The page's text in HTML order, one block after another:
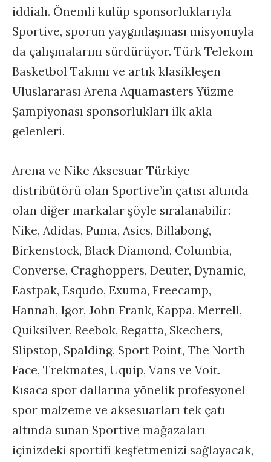
iddialı. Önemli kulüp sponsorluklarıyla
Sportive, sporun yaygınlaşması misyonuyla
da çalışmalarını sürdürüyor. Türk Telekom
Basketbol Takımı ve artık klasikleşen
Uluslararası Arena Aquamasters Yüzme
Şampiyonası sponsorlukları ilk akla
gelenleri.
Arena ve Nike Aksesuar Türkiye
distribütörü olan Sportive’in çatısı altında
olan diğer markalar şöyle sıralanabilir:
Nike, Adidas, Puma, Asics, Billabong,
Birkenstock, Black Diamond, Columbia,
Converse, Craghoppers, Deuter, Dynamic,
Eastpak, Esqudo, Exuma, Freecamp,
Hannah, Igor, John Frank, Kappa, Merrell,
Quiksilver, Reebok, Regatta, Skechers,
Slipstop, Spalding, Sport Point, The North
Face, Trekmates, Uquip, Vans ve Voit.
Kısaca spor dallarına yönelik profesyonel
spor malzeme ve aksesuarları tek çatı
altında sunan Sportive mağazaları
içinizdeki sportifi keşfetmenizi sağlayacak,